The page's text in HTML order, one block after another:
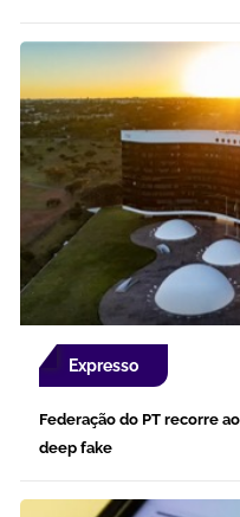
Expresso
Federação do PT recorre
deep fake